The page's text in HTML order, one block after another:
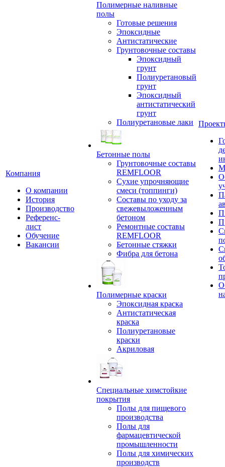
Компания
О компании
История
Производство
Референс-
лист
Обучение
Вакансии
Полимерные наливные
полы
Готовые решения
Эпоксидные
Антистатические
Грунтовочные составы
Эпоксидный
грунт
Полиуретановый
грунт
Эпоксидный
антистатический
грунт
Полиуретановые лаки
Бетонные полы
Грунтовочные составы
REMFLOOR
Сухие упрочняющие
смеси (топпинги)
Составы по уходу за
свежевыложенным
бетоном
Ремонтные составы
REMFLOOR
Бетонные стяжки
Фибра для бетона
Полимерные краски
Эпоксидная краска
Антистатическая
краска
Полиуретановые
краски
Акриловая
Специальные химстойкие
покрытия
Полы для пищевого
производства
Полы для
фармацевтической
промышленности
Полы для химических
производств